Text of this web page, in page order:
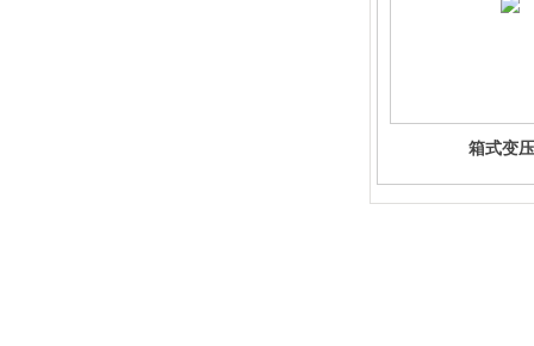
箱式变